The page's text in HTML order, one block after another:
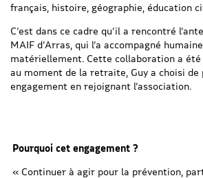
français, histoire, géographie, éducation
C’est dans ce cadre qu’il a rencontré
MAIF d’Arras, qui l’a accompagné
matériellement. Cette collaboration a été
au moment de la retraite, Guy a choisi de
engagement en rejoignant l’association.
Pourquoi cet engagement ?
« Continuer à agir pour la prévention,